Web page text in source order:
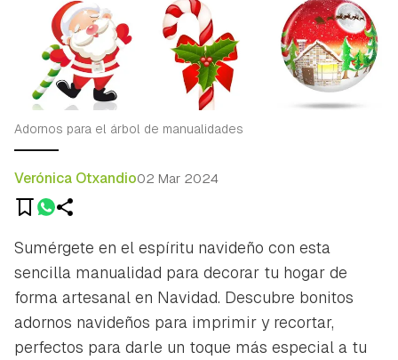
Adornos para el árbol de manualidades
Verónica Otxandio02 Mar 2024
Sumérgete en el espíritu navideño con esta
sencilla manualidad para decorar tu hogar de
forma artesanal en Navidad. Descubre bonitos
adornos navideños para imprimir y recortar,
perfectos para darle un toque más especial a tu